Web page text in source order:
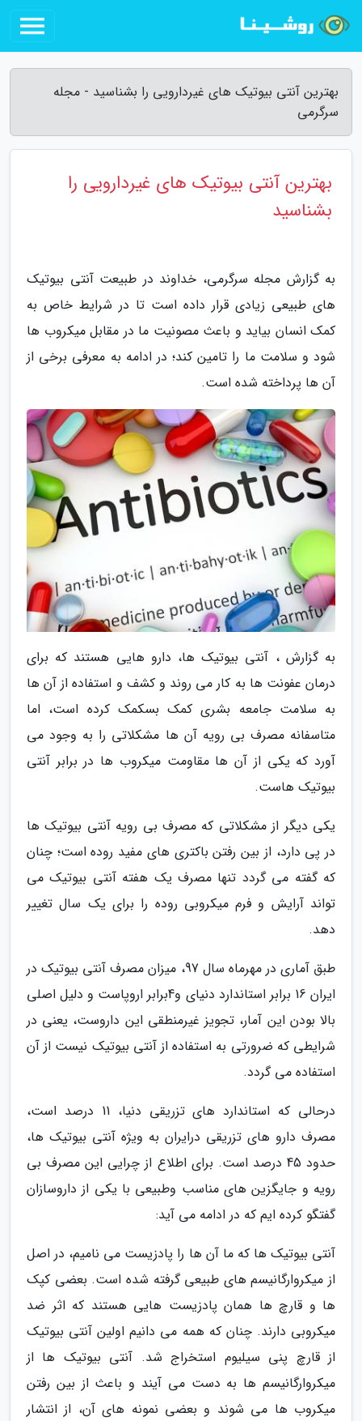
بهترین آنتی بیوتیک های غیردارویی را بشناسید - مجله
سرگرمی
بهترین آنتی بیوتیک های غیردارویی را
بشناسید
به گزارش مجله سرگرمی، خداوند در طبیعت آنتی بیوتیک
های طبیعی زیادی قرار داده است تا در شرایط خاص به
کمک انسان بیاید و باعث مصونیت ما در مقابل میکروب ها
شود و سلامت ما را تامین کند؛ در ادامه به معرفی برخی از
آن ها پرداخته شده است.
به گزارش ، آنتی بیوتیک ها، دارو هایی هستند که برای
درمان عفونت ها به کار می روند و کشف و استفاده از آن ها
به سلامت جامعه بشری کمک بسکمک کرده است، اما
متاسفانه مصرف بی رویه آن ها مشکلاتی را به وجود می
آورد که یکی از آن ها مقاومت میکروب ها در برابر آنتی
بیوتیک هاست.
یکی دیگر از مشکلاتی که مصرف بی رویه آنتی بیوتیک ها
در پی دارد، از بین رفتن باکتری های مفید روده است؛ چنان
که گفته می گردد تنها مصرف یک هفته آنتی بیوتیک می
تواند آرایش و فرم میکروبی روده را برای یک سال تغییر
دهد.
طبق آماری در مهرماه سال 97، میزان مصرف آنتی بیوتیک در
ایران 16 برابر استاندارد دنیای و4برابر اروپاست و دلیل اصلی
بالا بودن این آمار، تجویز غیرمنطقی این داروست، یعنی در
شرایطی که ضرورتی به استفاده از آنتی بیوتیک نیست از آن
استفاده می گردد.
درحالی که استاندارد های تزریقی دنیا، 11 درصد است،
مصرف دارو های تزریقی درایران به ویژه آنتی بیوتیک ها،
حدود 45 درصد است. برای اطلاع از چرایی این مصرف بی
رویه و جایگزین های مناسب وطبیعی با یکی از داروسازان
گفتگو کرده ایم که در ادامه می آید:
آنتی بیوتیک ها که ما آن ها را پادزیست می نامیم، در اصل
از میکروارگانیسم های طبیعی گرفته شده است. بعضی کپک
ها و قارچ ها همان پادزیست هایی هستند که اثر ضد
میکروبی دارند. چنان که همه می دانیم اولین آنتی بیوتیک
از قارچ پنی سیلیوم استخراج شد. آنتی بیوتیک ها از
میکروارگانیسم ها به دست می آیند و باعث از بین رفتن
میکروب ها می شوند و بعضی نمونه های آن، از انتشار